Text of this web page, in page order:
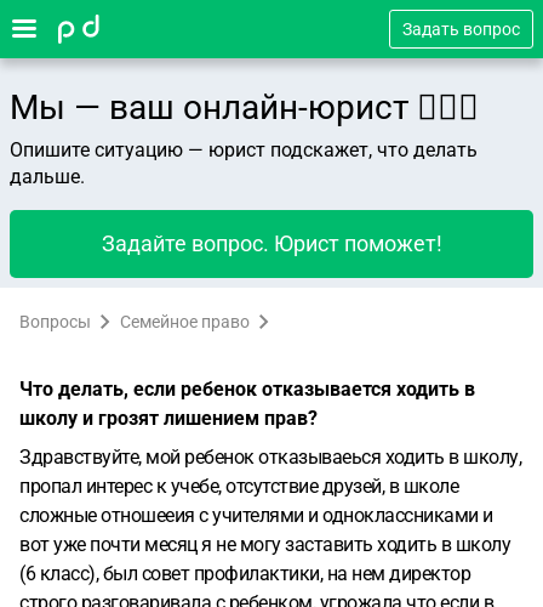
Задать вопрос
Мы — ваш онлайн-юрист 👨🏻‍⚖️
Опишите ситуацию — юрист подскажет, что делать
дальше.
Задайте вопрос. Юрист поможет!
Вопросы Семейное право
Что делать, если ребенок отказывается ходить в
школу и грозят лишением прав?
Здравствуйте, мой ребенок отказываеься ходить в школу,
пропал интерес к учебе, отсутствие друзей, в школе
сложные отношееия с учителями и одноклассниками и
вот уже почти месяц я не могу заставить ходить в школу
(6 класс), был совет профилактики, на нем директор